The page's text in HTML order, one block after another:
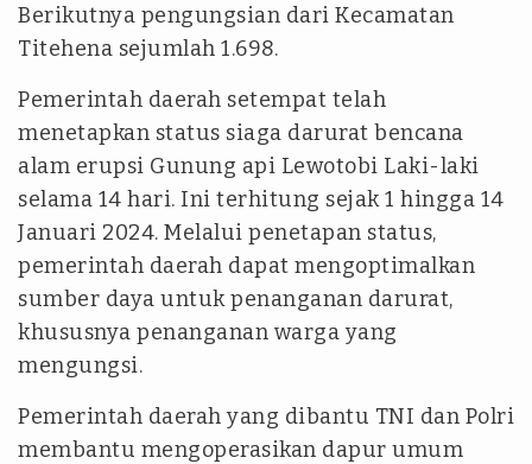
Berikutnya pengungsian dari Kecamatan
Titehena sejumlah 1.698.
Pemerintah daerah setempat telah
menetapkan status siaga darurat bencana
alam erupsi Gunung api Lewotobi Laki-laki
selama 14 hari. Ini terhitung sejak 1 hingga 14
Januari 2024. Melalui penetapan status,
pemerintah daerah dapat mengoptimalkan
sumber daya untuk penanganan darurat,
khususnya penanganan warga yang
mengungsi.
Pemerintah daerah yang dibantu TNI dan Polri
membantu mengoperasikan dapur umum